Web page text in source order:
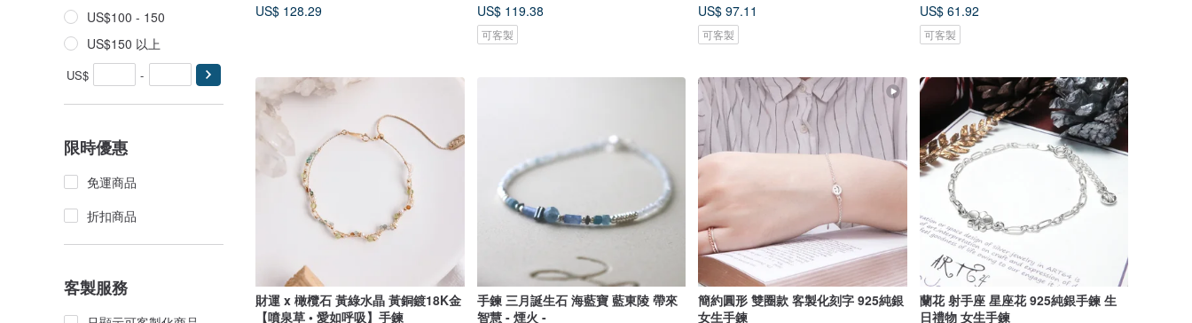
US$100 - 150
US$150 以上
US$ -
限時優惠
免運商品
折扣商品
客製服務
US$ 128.29
US$ 119.38
可客製
US$ 97.11
可客製
US$ 61.92
可客製
財運 x 橄欖石 黃綠水晶 黃銅鍍18K金
【噴泉草 • 愛如呼吸】手鍊
手鍊 三月誕生石 海藍寶 藍東陵 帶來
智慧 - 煙火 -
簡約圓形 雙圈款 客製化刻字 925純銀
女生手鍊
蘭花 射手座 星座花 925純銀手鍊 生
日禮物 女生手鍊